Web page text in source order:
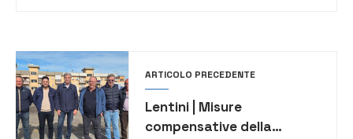
ARTICOLO PRECEDENTE
Lentini | Misure
compensative della